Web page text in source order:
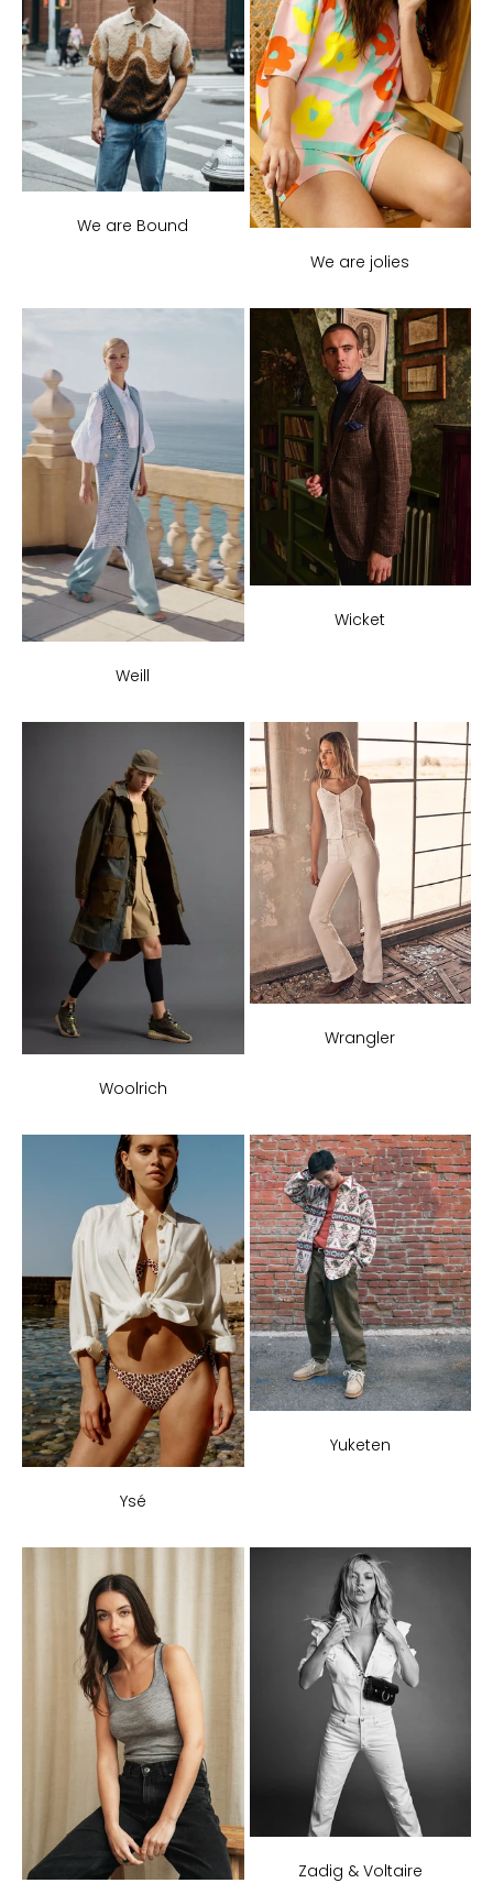
We are Bound
We are jolies
Weill
Wicket
Woolrich
Wrangler
Ysé
Yuketen
Zadig & Voltaire